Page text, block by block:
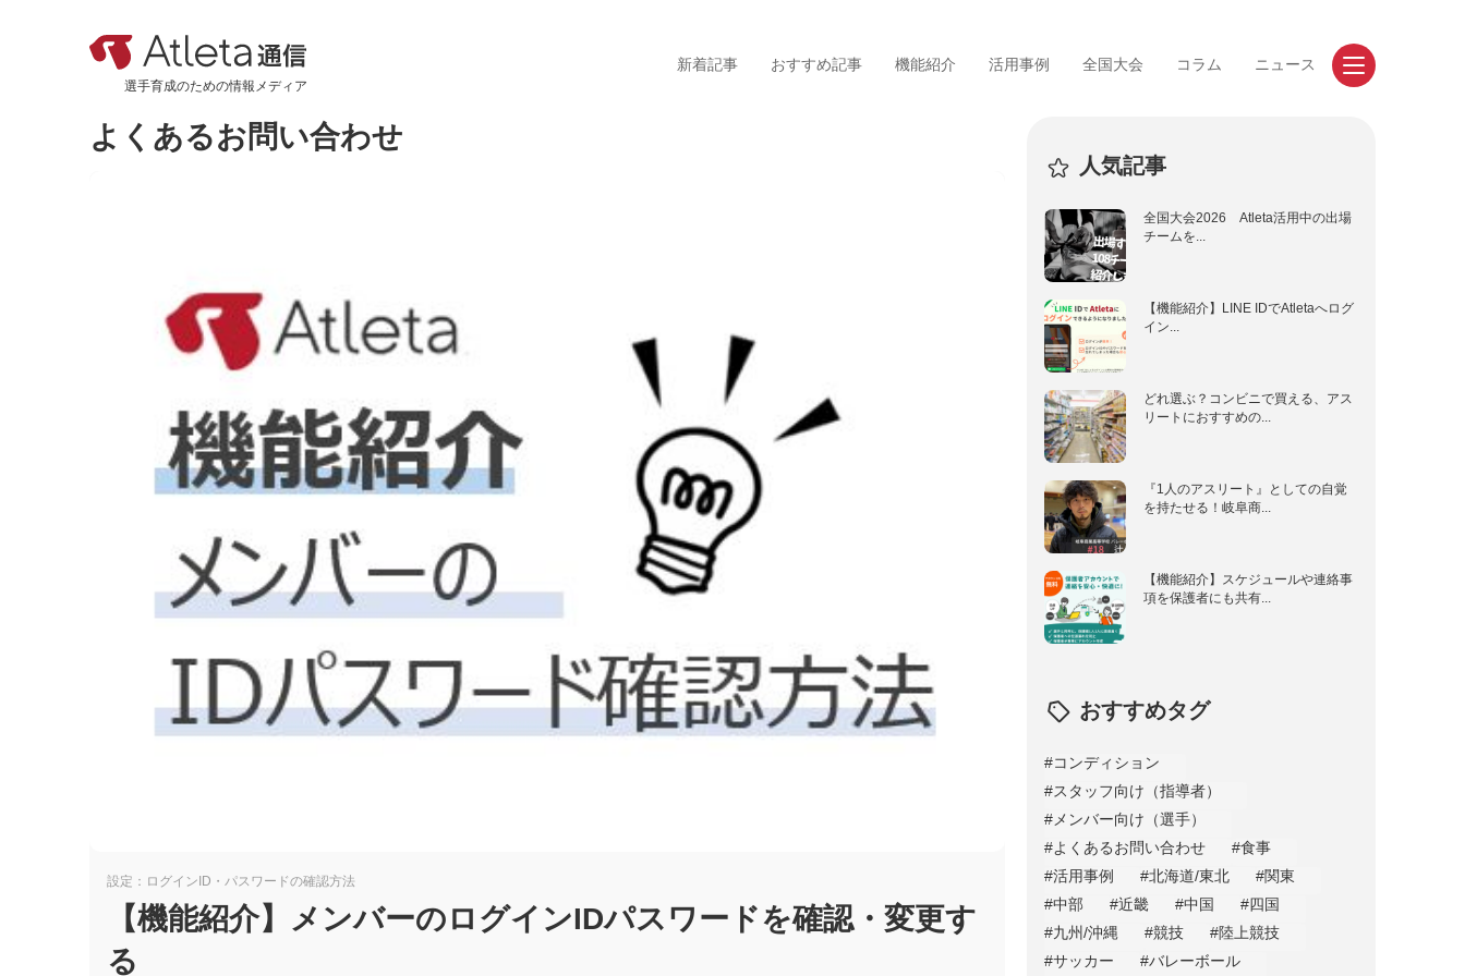
選手育成のための情報メディア
新着記事 おすすめ記事 機能紹介 活用事例 全国大会 コラム ニュース
お問い合わせ 資料請求
新着記事
機能紹介
活用事例
コラム
ニュース
コンディション
スタッフ向け（指導者）
メンバー向け（選手）
よくあるお問い合わせ
食事
競技
陸上競技
サッカー
バレーボール
バスケットボール
ハンドボール
ラグビー
柔道
よくあるお問い合わせ
設定：ログインID・パスワードの確認方法
【機能紹介】メンバーのログインIDパスワードを確認・変更す
る
人気記事
全国大会2026 Atleta活用中の出場
チームを...
【機能紹介】LINE IDでAtletaへログ
イン...
どれ選ぶ？コンビニで買える、アス
リートにおすすめの...
『1人のアスリート』としての自覚
を持たせる！岐阜商...
【機能紹介】スケジュールや連絡事
項を保護者にも共有...
おすすめタグ
#コンディション
#スタッフ向け（指導者）
#メンバー向け（選手）
#よくあるお問い合わせ
#食事
#活用事例
#北海道/東北
#関東
#中部
#近畿 #中国
#四国
#九州/沖縄
#競技
#陸上競技
#サッカー
#バレーボール